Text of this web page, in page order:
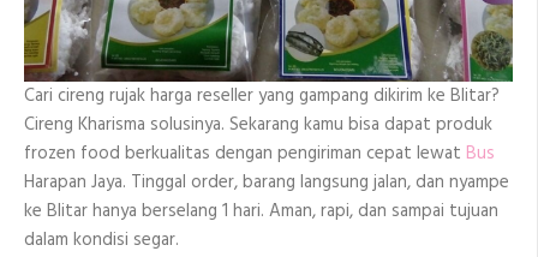
Cari cireng rujak harga reseller yang gampang dikirim ke Blitar?
Cireng Kharisma solusinya. Sekarang kamu bisa dapat produk
frozen food berkualitas dengan pengiriman cepat lewat Bus
Harapan Jaya. Tinggal order, barang langsung jalan, dan nyampe
ke Blitar hanya berselang 1 hari. Aman, rapi, dan sampai tujuan
dalam kondisi segar.